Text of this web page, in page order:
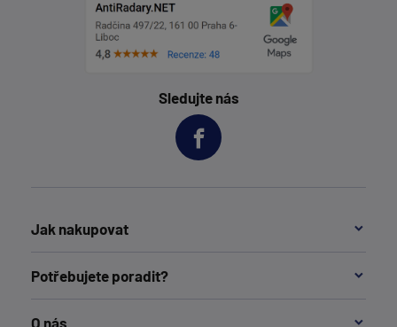
Sledujte nás
Jak nakupovat
Potřebujete poradit?
O nás